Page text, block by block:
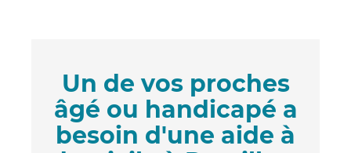
Un de vos proches
âgé ou handicapé a
besoin d'une aide à